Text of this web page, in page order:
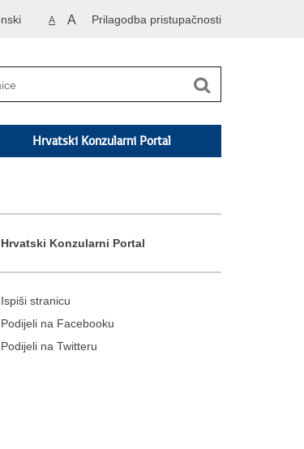
A A Prilagodba pristupačnosti
Hrvatski Konzularni Portal
Hrvatski Konzularni Portal
Ispiši stranicu
Podijeli na Facebooku
Podijeli na Twitteru